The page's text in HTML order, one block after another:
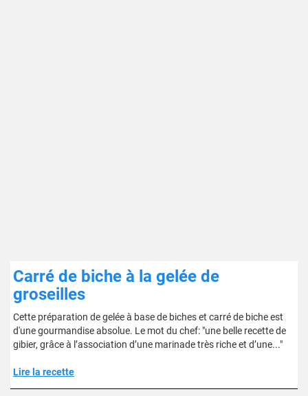
Carré de biche à la gelée de
groseilles
Cette préparation de gelée à base de biches et carré de biche est
d'une gourmandise absolue. Le mot du chef: "une belle recette de
gibier, grâce à l’association d’une marinade très riche et d’une..."
Lire la recette